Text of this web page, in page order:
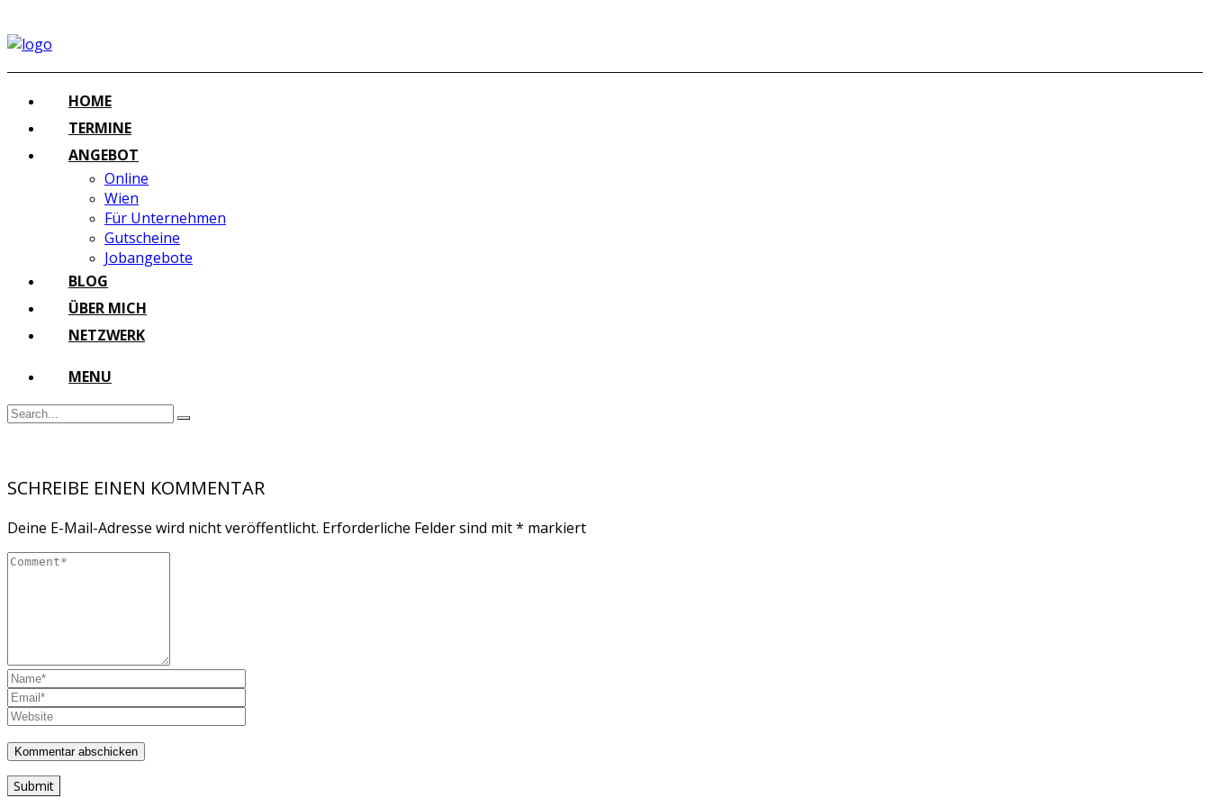
HOME
TERMINE
ANGEBOT
Online
Wien
Für Unternehmen
Gutscheine
Jobangebote
BLOG
ÜBER MICH
NETZWERK
MENU
SCHREIBE EINEN KOMMENTAR
Deine E-Mail-Adresse wird nicht veröffentlicht. Erforderliche Felder sind mit* markiert
Submit